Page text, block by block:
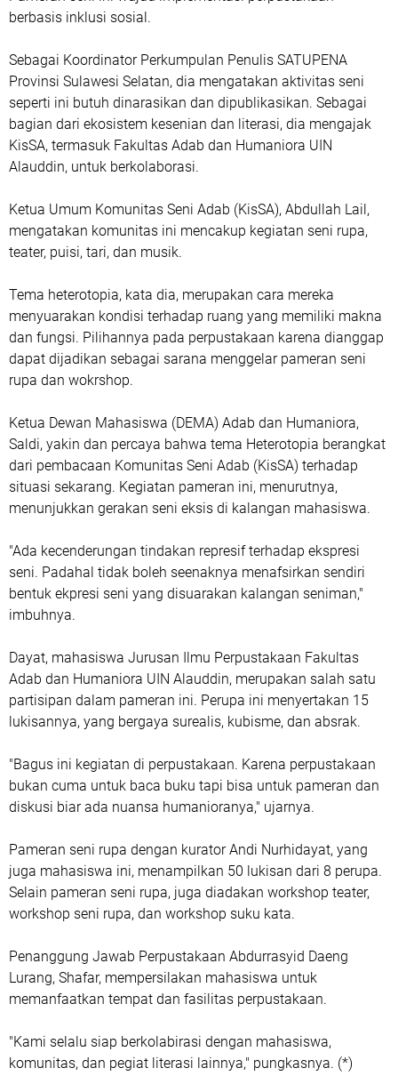
berbasis inklusi sosial.
Sebagai Koordinator Perkumpulan Penulis SATUPENA
Provinsi Sulawesi Selatan, dia mengatakan aktivitas seni
seperti ini butuh dinarasikan dan dipublikasikan. Sebagai
bagian dari ekosistem kesenian dan literasi, dia mengajak
KisSA, termasuk Fakultas Adab dan Humaniora UIN
Alauddin, untuk berkolaborasi.
Ketua Umum Komunitas Seni Adab (KisSA), Abdullah Lail,
mengatakan komunitas ini mencakup kegiatan seni rupa,
teater, puisi, tari, dan musik.
Tema heterotopia, kata dia, merupakan cara mereka
menyuarakan kondisi terhadap ruang yang memiliki makna
dan fungsi. Pilihannya pada perpustakaan karena dianggap
dapat dijadikan sebagai sarana menggelar pameran seni
rupa dan wokrshop.
Ketua Dewan Mahasiswa (DEMA) Adab dan Humaniora,
Saldi, yakin dan percaya bahwa tema Heterotopia berangkat
dari pembacaan Komunitas Seni Adab (KisSA) terhadap
situasi sekarang. Kegiatan pameran ini, menurutnya,
menunjukkan gerakan seni eksis di kalangan mahasiswa.
"Ada kecenderungan tindakan represif terhadap ekspresi
seni. Padahal tidak boleh seenaknya menafsirkan sendiri
bentuk ekpresi seni yang disuarakan kalangan seniman,"
imbuhnya.
Dayat, mahasiswa Jurusan Ilmu Perpustakaan Fakultas
Adab dan Humaniora UIN Alauddin, merupakan salah satu
partisipan dalam pameran ini. Perupa ini menyertakan 15
lukisannya, yang bergaya surealis, kubisme, dan absrak.
"Bagus ini kegiatan di perpustakaan. Karena perpustakaan
bukan cuma untuk baca buku tapi bisa untuk pameran dan
diskusi biar ada nuansa humanioranya," ujarnya.
Pameran seni rupa dengan kurator Andi Nurhidayat, yang
juga mahasiswa ini, menampilkan 50 lukisan dari 8 perupa.
Selain pameran seni rupa, juga diadakan workshop teater,
workshop seni rupa, dan workshop suku kata.
Penanggung Jawab Perpustakaan Abdurrasyid Daeng
Lurang, Shafar, mempersilakan mahasiswa untuk
memanfaatkan tempat dan fasilitas perpustakaan.
"Kami selalu siap berkolabirasi dengan mahasiswa,
komunitas, dan pegiat literasi lainnya," pungkasnya. (*)